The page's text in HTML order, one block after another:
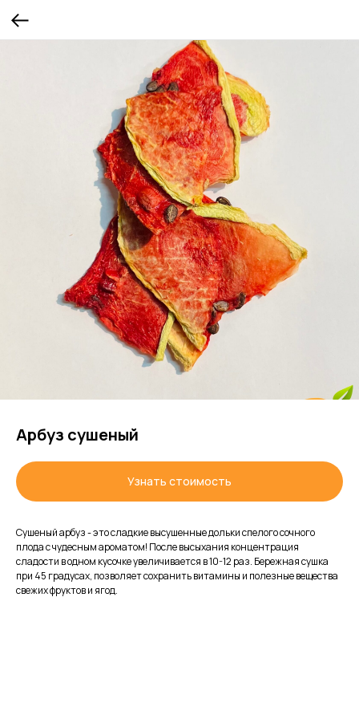
Арбуз сушеный
Узнать стоимость
Сушеный арбуз - это сладкие высушенные дольки спелого сочного
плода с чудесным ароматом! После высыхания концентрация
сладости в одном кусочке увеличивается в 10-12 раз. Бережная сушка
при 45 градусах, позволяет сохранить витамины и полезные вещества
свежих фруктов и ягод.